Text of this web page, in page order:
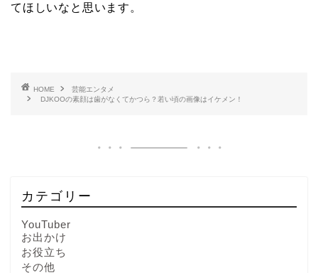
てほしいなと思います。
HOME
芸能エンタメ
DJKOOの素顔は歯がなくてかつら？若い頃の画像はイケメン！
カテゴリー
YouTuber
お出かけ
お役立ち
その他